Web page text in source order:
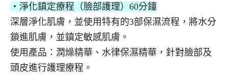
・淨化鎮定療程（臉部護理）60分鐘
深層淨化肌膚，並使用特有的3部保濕流程，將水分
鎖進肌膚，並鎮定敏感肌膚。
使用產品：潤燥精華、水律保濕精華，針對臉部及
頭皮進行護理療程。